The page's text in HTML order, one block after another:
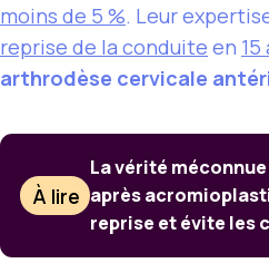
moins de 5 %. Leur
reprise de la conduite en 15
arthrodèse cervicale
À lire
La vérité
après
reprise et évite les